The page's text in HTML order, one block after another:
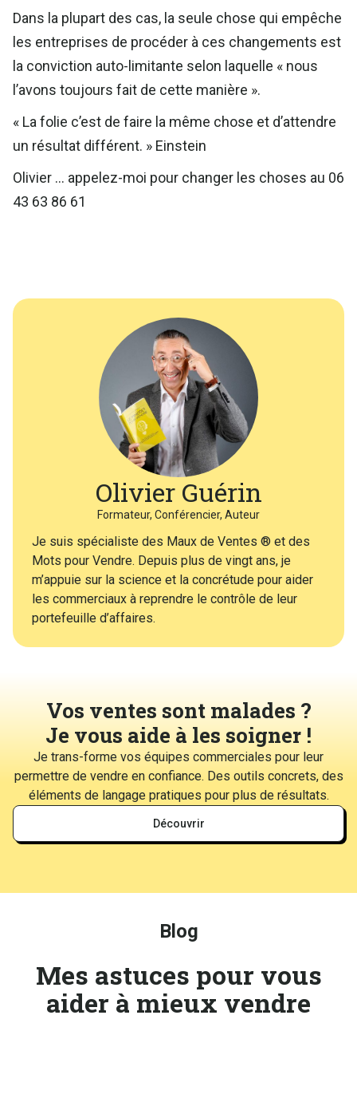
Dans la plupart des cas, la seule chose qui empêche
les entreprises de procéder à ces changements est
la conviction auto-limitante selon laquelle « nous
l’avons toujours fait de cette manière ».
« La folie c’est de faire la même chose et d’attendre
un résultat différent. » Einstein
Olivier … appelez-moi pour changer les choses au 06
43 63 86 61
Olivier Guérin
Formateur, Conférencier, Auteur
Je suis spécialiste des Maux de Ventes ® et des
Mots pour Vendre. Depuis plus de vingt ans, je
m’appuie sur la science et la concrétude pour aider
les commerciaux à reprendre le contrôle de leur
portefeuille d’affaires.
Vos ventes sont malades ?
Je vous aide à les soigner !
Je trans-forme vos équipes commerciales pour leur
permettre de vendre en confiance. Des outils concrets, des
éléments de langage pratiques pour plus de résultats.
Découvrir
Blog
Mes astuces pour vous
aider à mieux vendre